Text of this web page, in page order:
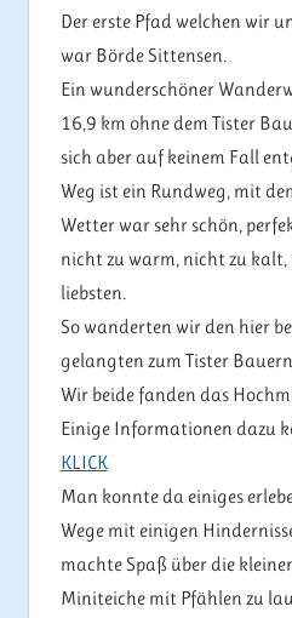
Der erste Pfad welchen wir
war Börde Sittensen.
Ein wunderschöner
16,9 km ohne dem Tister
sich aber auf keinem Fall
Weg ist ein Rundweg, mit
Wetter war sehr schön,
nicht zu warm, nicht zu kalt,
liebsten.
So wanderten wir den hier
gelangten zum Tister
Wir beide fanden das
Einige Informationen dazu
KLICK
Man konnte da einiges
Wege mit einigen
machte Spaß über die
Miniteiche mit Pfählen zu